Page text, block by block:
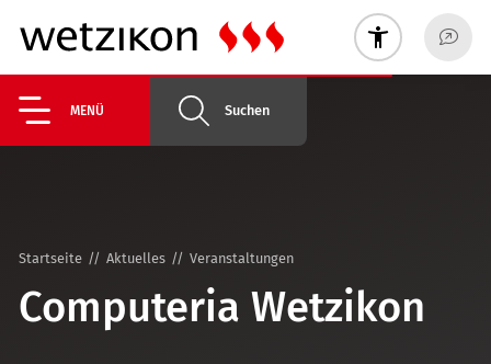
MENÜ Suchen
Startseite Aktuelles Veranstaltungen
Computeria Wetzikon